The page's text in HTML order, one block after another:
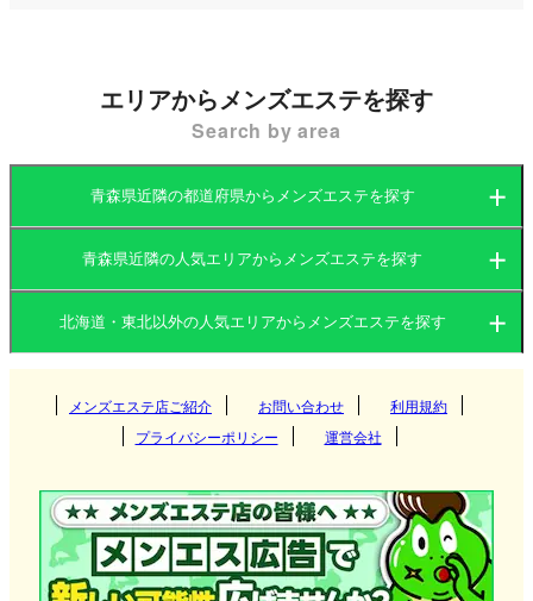
増えています。青森駅や新青森駅周辺は交通アクセ
スが良く、施術後にすぐ帰宅したり他の予定に向か
青森市のメンズエステ店はマンション型が中心です
が、出張サービスを提供する店舗もあり、自宅やホ
テルで気軽に施術を受けられるのが特徴です。癒し
をテーマにしたシンプルな施術から、リンパマッサ
ージやアロマオイルを使用した本格的な施術まで幅
広く対応しています。
青森県青森市メンズエステ店の選び方
青森駅周辺には徒歩圏内でアクセスできるメンズエ
エリアからメンズエステを探す
Search by area
青森県近隣の都道府県からメンズエステを探す
北海道 岩手県
宮城県 山形県
秋田県 青森県
青森県近隣の人気エリアからメンズエステを探す
すすきの
白石区
岩手県
仙台 山形県
秋田県
北海道・東北以外の人気エリアからメンズエステを探す
関東
栃木県 東京都
大阪府 京都府
東海
九州・沖縄
メンズエステ店ご紹介 お問い合わせ
利用規約
プライバシーポリシー
運営会社